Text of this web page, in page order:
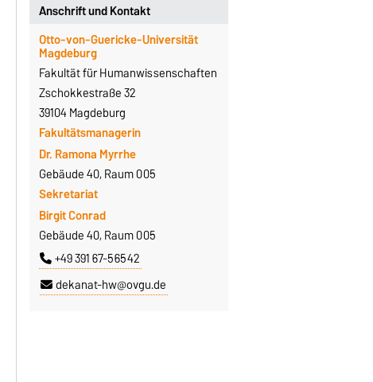
Anschrift und Kontakt
Otto-von-Guericke-Universität
Magdeburg
Fakultät für Humanwissenschaften
Zschokkestraße 32
39104 Magdeburg
Fakultätsmanagerin
Dr. Ramona Myrrhe
Gebäude 40, Raum 005
Sekretariat
Birgit Conrad
Gebäude 40, Raum 005
+49 391 67-56542
dekanat-hw@ovgu.de